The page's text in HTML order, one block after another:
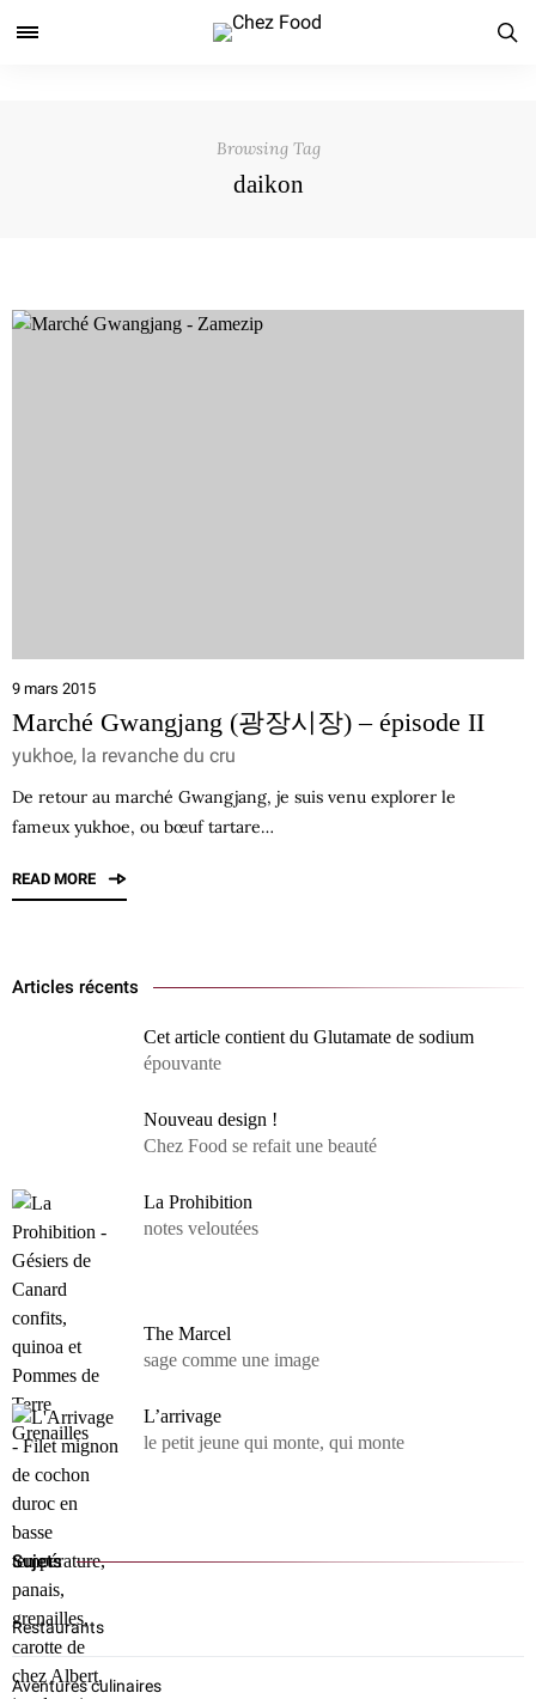
Browsing Tag
daikon
9 mars 2015
Marché Gwangjang (광장시장) – épisode II
yukhoe, la revanche du cru
De retour au marché Gwangjang, je suis venu explorer le
fameux yukhoe, ou bœuf tartare…
READ MORE
Articles récents
Cet article contient du Glutamate de sodium
épouvante
Nouveau design !
Chez Food se refait une beauté
La Prohibition
notes veloutées
The Marcel
sage comme une image
L’arrivage
le petit jeune qui monte, qui monte
Sujets
Restaurants
Aventures culinaires